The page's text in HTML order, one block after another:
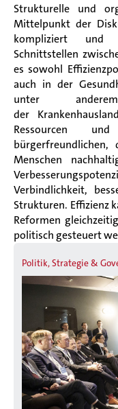
Strukturelle und
Mittelpunkt der
kompliziert und
Schnittstellen
es sowohl
auch in der
unter
der
Ressourcen
bürgerfreundlichen,
Menschen
Verbindlichkeit,
Strukturen. Effizienz
Reformen
politisch gesteuert
Politik, Strategie &